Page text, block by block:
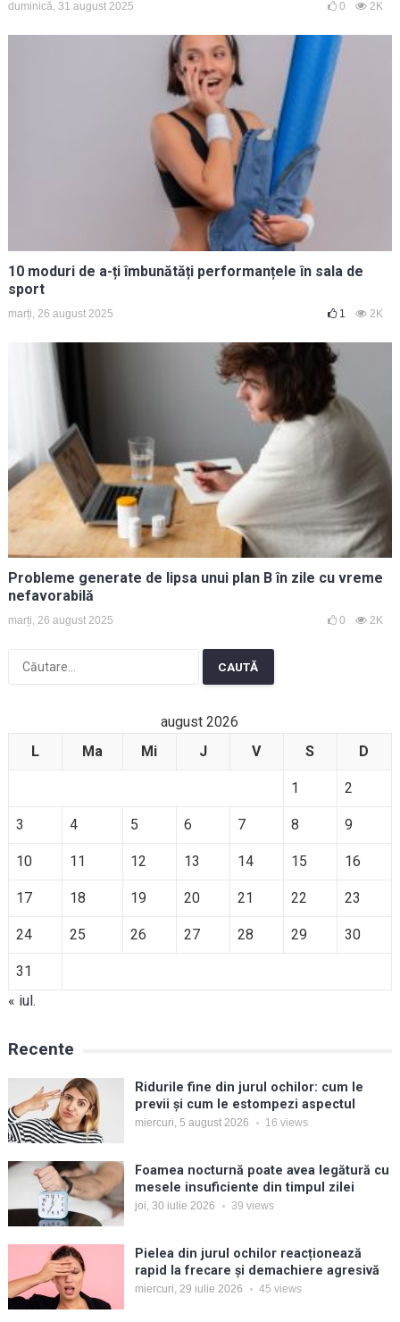
duminică, 31 august 2025 0 2K
10 moduri de a-ți îmbunătăți performanțele în sala de
sport
marți, 26 august 2025 1 2K
Probleme generate de lipsa unui plan B în zile cu vreme
nefavorabilă
marți, 26 august 2025 0 2K
Caută
august 2026
L
Ma Mi J V S D
1 2
3 4 5 6 7 8 9
10 11 12 13 14 15 16
17 18 19 20 21 22 23
24 25 26 27 28 29 30
31
« iul.
Recente
Ridurile fine din jurul ochilor: cum le
previi și cum le estompezi aspectul
miercuri, 5 august 2026 16 views
Foamea nocturnă poate avea legătură cu
mesele insuficiente din timpul zilei
joi, 30 iulie 2026 39 views
Pielea din jurul ochilor reacționează
rapid la frecare și demachiere agresivă
miercuri, 29 iulie 2026 45 views